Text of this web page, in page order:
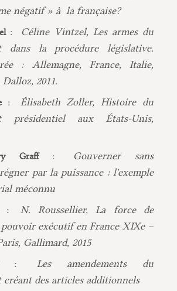
négatif » à la française?
:
Céline Vintzel, Les armes du
dans la procédure législative.
: Allemagne, France, Italie,
2011.
:
Élisabeth Zoller, Histoire du
présidentiel aux États-Unis,
Graff :
Gouverner sans
par la puissance : l'exemple
méconnu
:
N. Roussellier, La force de
exécutif en France XIXe –
Gallimard, 2015
:
Les amendements du
créant des articles additionnels